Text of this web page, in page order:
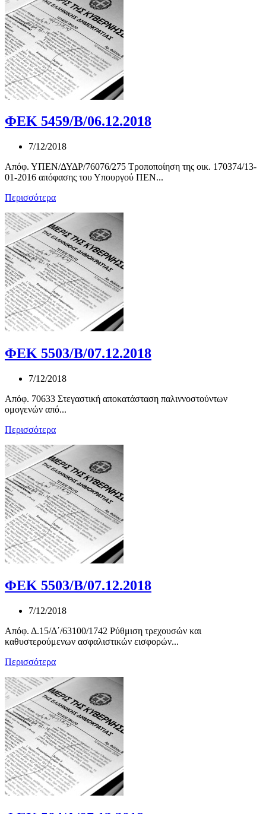
ΦΕΚ 5459/Β/06.12.2018
7/12/2018
Απόφ. ΥΠΕΝ/ΔΥΔΡ/76076/275 Τροποποίηση της οικ. 170374/13-
01-2016 απόφασης του Υπουργού ΠΕΝ...
Περισσότερα
ΦΕΚ 5503/Β/07.12.2018
7/12/2018
Απόφ. 70633 Στεγαστική αποκατάσταση παλιννοστούντων
ομογενών από...
Περισσότερα
ΦΕΚ 5503/Β/07.12.2018
7/12/2018
Απόφ. Δ.15/Δ΄/63100/1742 Ρύθμιση τρεχουσών και
καθυστερούμενων ασφαλιστικών εισφορών...
Περισσότερα